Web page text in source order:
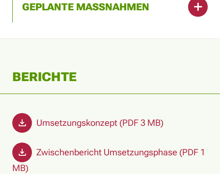
GEPLANTE MASSNAHMEN
BERICHTE
Umsetzungskonzept (PDF 3 MB)
Zwischenbericht Umsetzungsphase (PDF 1
MB)